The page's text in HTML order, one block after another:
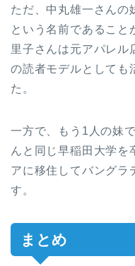
ただ、中丸雄一さんの
という名前であること
里子さんは元アパレル
の読者モデルとしても
た。
一方で、もう1人の妹
んと同じ早稲田大学を
アに移住してバングラ
す。
まとめ